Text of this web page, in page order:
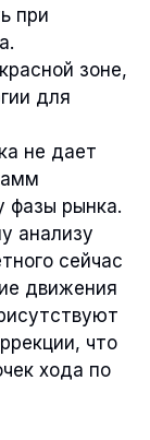
при
зоне,
для
не дает
фазы рынка.
анализу
сейчас
движения
что
хода по